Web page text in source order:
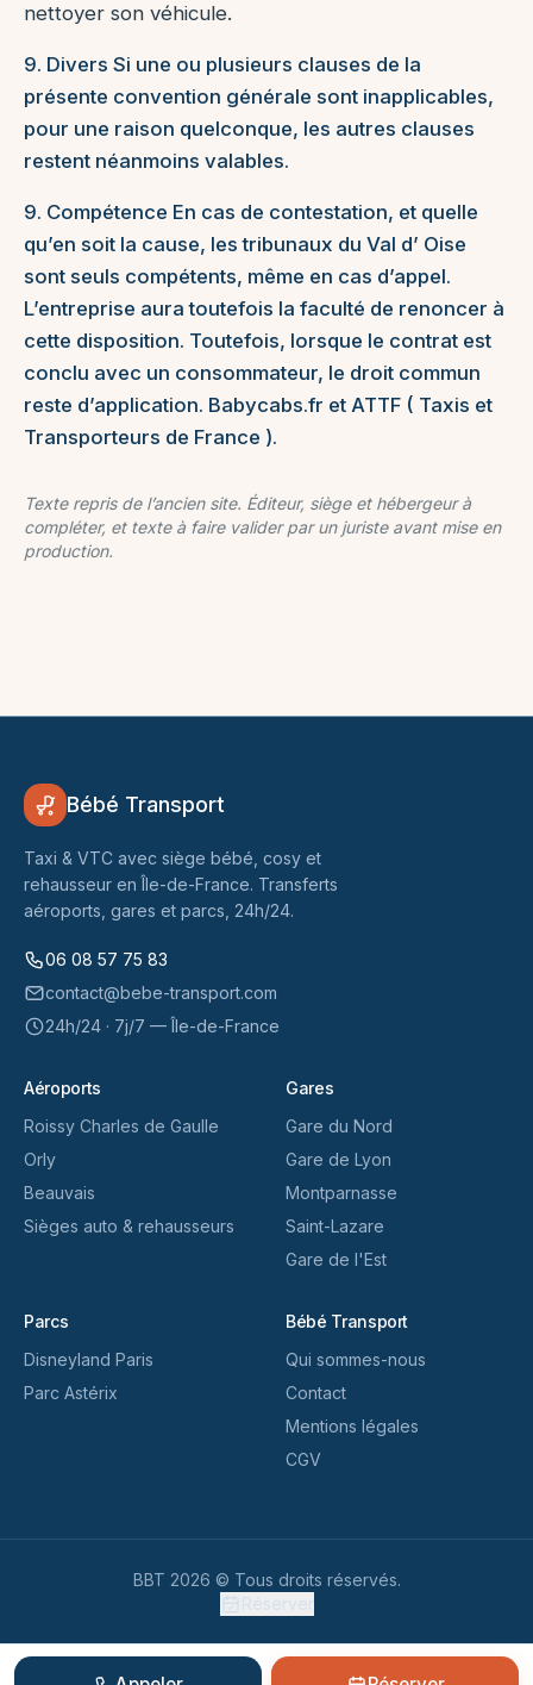
nettoyer son véhicule.
9. Divers Si une ou plusieurs clauses de la
présente convention générale sont inapplicables,
pour une raison quelconque, les autres clauses
restent néanmoins valables.
9. Compétence En cas de contestation, et quelle
qu’en soit la cause, les tribunaux du Val d’ Oise
sont seuls compétents, même en cas d’appel.
L’entreprise aura toutefois la faculté de renoncer à
cette disposition. Toutefois, lorsque le contrat est
conclu avec un consommateur, le droit commun
reste d’application. Babycabs.fr et ATTF ( Taxis et
Transporteurs de France ).
Texte repris de l’ancien site. Éditeur, siège et hébergeur à
compléter, et texte à faire valider par un juriste avant mise en
production.
Bébé Transport
Taxi & VTC avec siège bébé, cosy et
rehausseur en Île-de-France. Transferts
aéroports, gares et parcs, 24h/24.
06 08 57 75 83
contact@bebe-transport.com
24h/24 · 7j/7 — Île-de-France
Aéroports
Roissy Charles de Gaulle
Orly
Beauvais
Sièges auto & rehausseurs
Gares
Gare du Nord
Gare de Lyon
Montparnasse
Saint-Lazare
Gare de l'Est
Parcs
Disneyland Paris
Parc Astérix
Bébé Transport
Qui sommes-nous
Contact
Mentions légales
CGV
BBT 2026 © Tous droits réservés.
Réserver